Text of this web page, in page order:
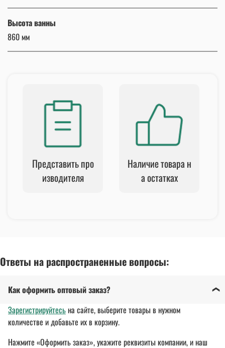
Высота ванны
860 мм
Представить про
изводителя
Наличие товара н
а остатках
Ответы на распространенные вопросы:
Как оформить оптовый заказ?
Зарегистрируйтесьна сайте, выберите товары в нужном
количестве и добавьте их в корзину.
Нажмите «Оформить заказ», укажите реквизиты компании, и наш